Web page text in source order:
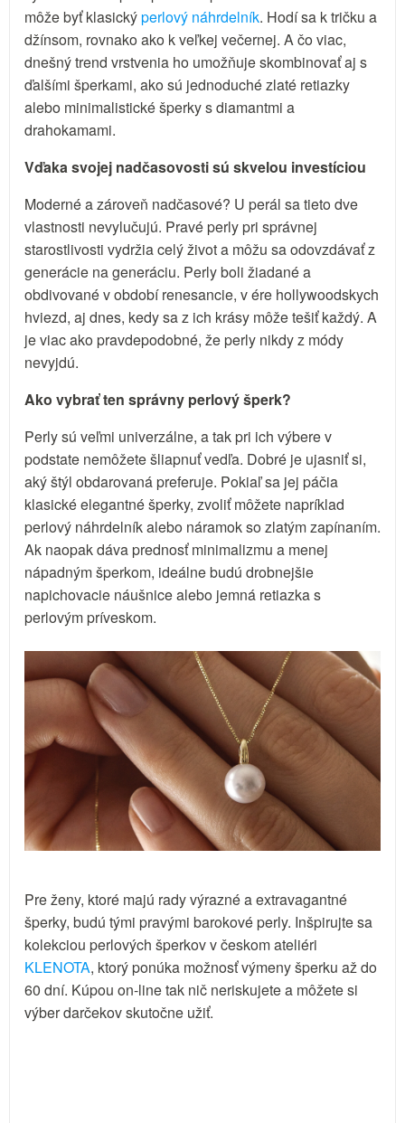
môže byť klasickýperlový náhrdelník. Hodí sa k tričku a
džínsom, rovnako ako k veľkej večernej. A čo viac,
dnešný trend vrstvenia ho umožňuje skombinovať aj s
ďalšími šperkami, ako sú jednoduché zlaté retiazky
alebo minimalistické šperky s diamantmi a
drahokamami.
Vďaka svojej nadčasovosti sú skvelou investíciou
Moderné a zároveň nadčasové? U perál sa tieto dve
vlastnosti nevylučujú. Pravé perly pri správnej
starostlivosti vydržia celý život a môžu sa odovzdávať z
generácie na generáciu. Perly boli žiadané a
obdivované v období renesancie, v ére hollywoodskych
hviezd, aj dnes, kedy sa z ich krásy môže tešiť každý. A
je viac ako pravdepodobné, že perly nikdy z módy
nevyjdú.
Ako vybrať ten správny perlový šperk?
Perly sú veľmi univerzálne, a tak pri ich výbere v
podstate nemôžete šliapnuť vedľa. Dobré je ujasniť si,
aký štýl obdarovaná preferuje. Pokiaľ sa jej páčia
klasické elegantné šperky, zvoliť môžete napríklad
perlový náhrdelník alebo náramok so zlatým zapínaním.
Ak naopak dáva prednosť minimalizmu a menej
nápadným šperkom, ideálne budú drobnejšie
napichovacie náušnice alebo jemná retiazka s
perlovým príveskom.
Pre ženy, ktoré majú rady výrazné a extravagantné
šperky, budú tými pravými barokové perly. Inšpirujte sa
kolekciou perlových šperkov v českom ateliéri
KLENOTA, ktorý ponúka možnosť výmeny šperku až do
60 dní. Kúpou on-line tak nič neriskujete a môžete si
výber darčekov skutočne užiť.